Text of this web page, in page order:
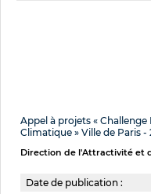
Appel à projets «
Climatique » Ville de Paris -
Direction de l'Attractivité et
Date de publication :